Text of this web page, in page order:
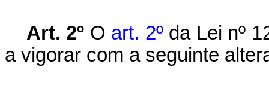
Art. 2º O art. 2ºda Lei nº
a vigorar com a seguinte